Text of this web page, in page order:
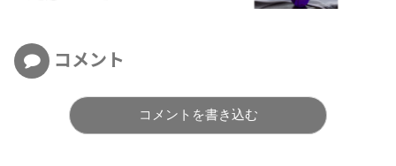
コメント
コメントを書き込む